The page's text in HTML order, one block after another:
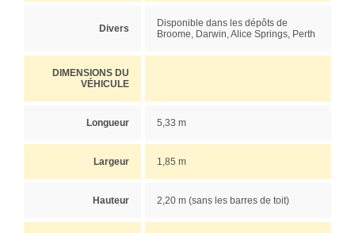
Divers
Disponible dans les dépôts de
Broome, Darwin, Alice Springs, Perth
DIMENSIONS DU
VÉHICULE
Longueur 5,33 m
Largeur 1,85 m
Hauteur 2,20 m (sans les barres de toit)